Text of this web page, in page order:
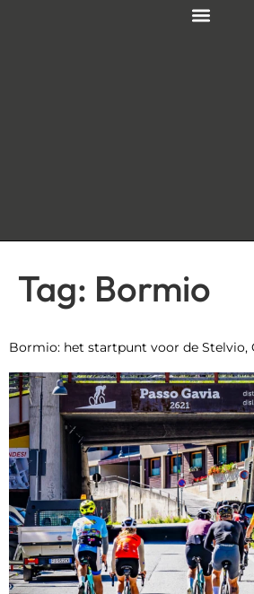
Tag: Bormio
Bormio: het startpunt voor de Stelvio,